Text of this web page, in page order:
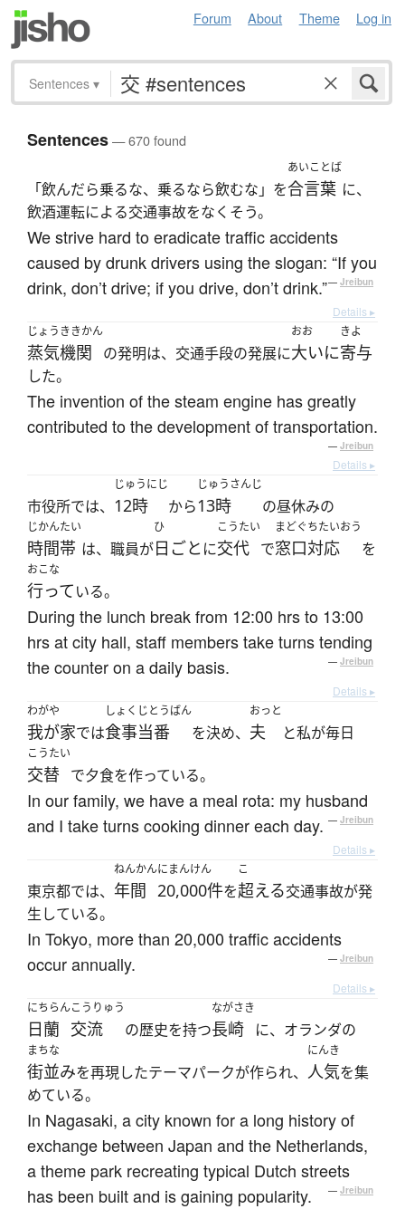
Forum About Theme Log in
Sentences ▾
Sentences— 670 found
「飲んだら乗るな、乗るなら飲むな」を
あいことば
合言葉 に、
飲酒運転による交通事故をなくそう。
We strive hard to eradicate traffic accidents
caused by drunk drivers using the slogan: “If you
drink, don’t drive; if you drive, don’t drink.”— Jreibun
Details ▸
じょうききかん
蒸気機関 の発明は、交通手段の発展に
おお
大いに
きよ
寄与
した。
The invention of the steam engine has greatly
contributed to the development of transportation.
— Jreibun
Details ▸
市役所では、
じゅうにじ
12時 から
じゅうさんじ
13時 の昼休みの
じかんたい
時間帯 は、職員が
ひ
日ごとに
こうたい
交代 で
まどぐちたいおう
窓口対応 を
おこな
行っている。
During the lunch break from 12:00 hrs to 13:00
hrs at city hall, staff members take turns tending
the counter on a daily basis.
— Jreibun
Details ▸
わがや
我が家では
しょくじとうばん
食事当番 を決め、
おっと
夫 と私が毎日
こうたい
交替 で夕食を作っている。
In our family, we have a meal rota: my husband
and I take turns cooking dinner each day. — Jreibun
Details ▸
東京都では、
ねんかん
年間
にまんけん
20,000件を
こ
超える交通事故が発
生している。
In Tokyo, more than 20,000 traffic accidents
occur annually.
— Jreibun
Details ▸
にちらん
日蘭
こうりゅう
交流 の歴史を持つ
ながさき
長崎 に、オランダの
まちな
街並みを再現したテーマパークが作られ、
にんき
人気を集
めている。
In Nagasaki, a city known for a long history of
exchange between Japan and the Netherlands,
a theme park recreating typical Dutch streets
has been built and is gaining popularity.
— Jreibun